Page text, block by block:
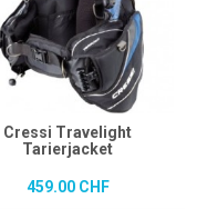
Cressi Travelight
Tarierjacket
459.00 CHF